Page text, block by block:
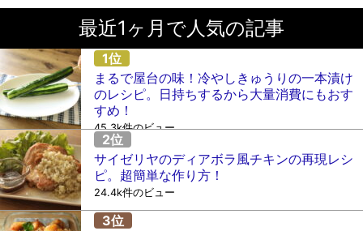
最近1ヶ月で人気の記事
まるで屋台の味！冷やしきゅうりの一本漬け
のレシピ。日持ちするから大量消費にもおす
すめ！
45.3k件のビュー
サイゼリヤのディアボラ風チキンの再現レシ
ピ。超簡単な作り方！
24.4k件のビュー